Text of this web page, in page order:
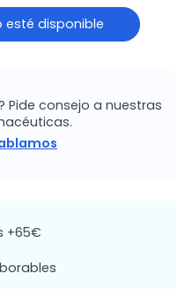
esté disponible
Pide consejo a nuestras
+65€